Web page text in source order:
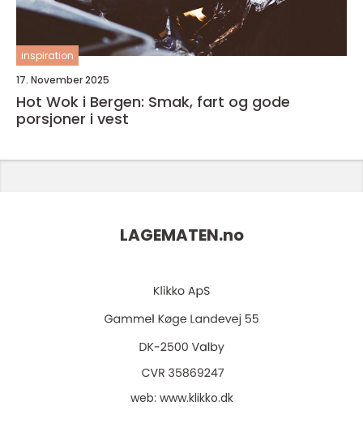
inspiration
17. November 2025
Hot Wok i Bergen: Smak, fart og gode
porsjoner i vest
LAGEMATEN.no
web: www.klikko.dk